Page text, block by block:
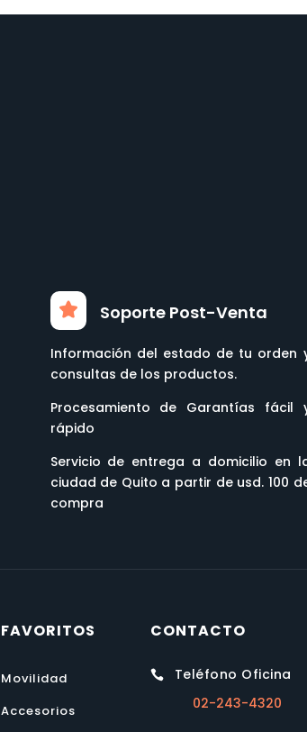
Soporte Post-Venta
Información del estado de tu orden
consultas de los productos.
Procesamiento de Garantías fácil
rápido
Servicio de entrega a domicilio en
ciudad de Quito a partir de usd. 100
compra
FAVORITOS
Movilidad
Accesorios
CONTACTO

Teléfono Oficina
02-243-4320